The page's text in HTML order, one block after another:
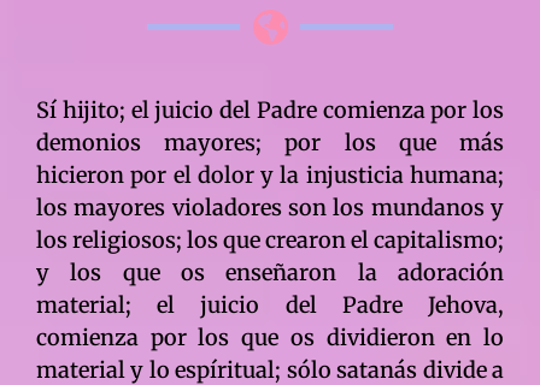
Sí hijito; el juicio del Padre comienza por los
demonios mayores; por los que más
hicieron por el dolor y la injusticia humana;
los mayores violadores son los mundanos y
los religiosos; los que crearon el capitalismo;
y los que os enseñaron la adoración
material; el juicio del Padre Jehova,
comienza por los que os dividieron en lo
material y lo espíritual; sólo satanás divide a